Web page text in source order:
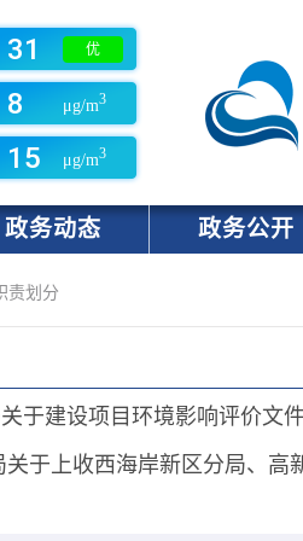
31 优
8 μg/m3
15 μg/m3
政务动态 政务公开
责划分
于建设项目环境影响评价文
于上收西海岸新区分局、